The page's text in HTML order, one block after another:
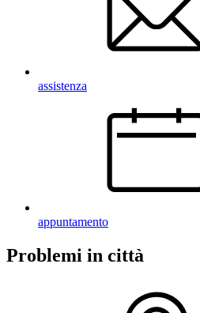
assistenza
appuntamento
Problemi in città